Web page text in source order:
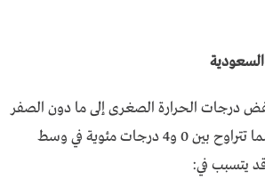
درجات الحرارة الصغرى إلى ما دون الصفر
في المناطق الشمالية، بينما تتراوح بين 0 و4 درجات مئوية في وسط
قد يتسبب في: